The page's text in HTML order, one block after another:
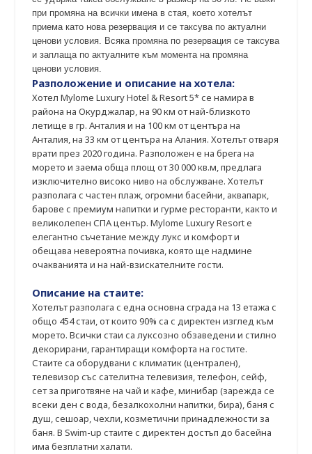
при промяна на всички имена в стая, което хотелът
приема като нова резервация и се таксува по актуални
ценови условия. Всяка промяна по резервация се таксува
и заплаща по актуалните към момента на промяна
ценови условия.
Разположение и описание на хотела:
Хотел Mylome Luxury Hotel & Resort 5* се намира в
района на Окурджалар, на 90 км от най-близкото
летище в гр. Анталия и на 100 км от центъра на
Анталия, на 33 км от центъра на Алания. Хотелът отваря
врати през 2020 година. Разположен е на брега на
морето и заема обща площ от 30 000 кв.м, предлага
изключително високо ниво на обслужване. Хотелът
разполага с частен плаж, огромни басейни, аквапарк,
барове с премиум напитки и гурме ресторанти, както и
великолепен СПА център. Mylome Luxury Resort е
елегантно съчетание между лукс и комфорт и
обещава невероятна почивка, която ще надмине
очакванията и на най-взискателните гости.
Описание на стаите:
Хотелът разполага с една основна сграда на 13 етажа с
общо 454 стаи, от които 90% са с директен изглед към
морето. Всички стаи са луксозно обзаведени и стилно
декорирани, гарантиращи комфорта на гостите.
Стаите са оборудвани с климатик (централен),
телевизор със сателитна телевизия, телефон, сейф,
сет за пригoтвяне на чай и кафе, минибар (зарежда се
всеки ден с вода, безaлкохолни напитки, бира), баня с
душ, сешоар, чехли, козметични принадлежности за
баня. В Swim-up стаите с директен достъп до басейна
има безплатни халати.